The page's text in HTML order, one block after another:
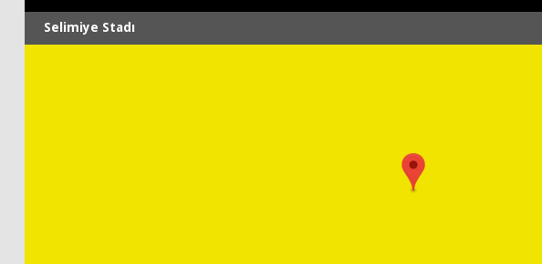
Selimiye Stadı